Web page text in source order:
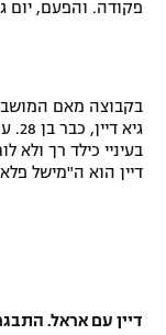
פקודה. והפעם, יום
בקבוצה מאם
בעיניי כילד רך
דיין הוא ה"מישל
דיין עם אראל.